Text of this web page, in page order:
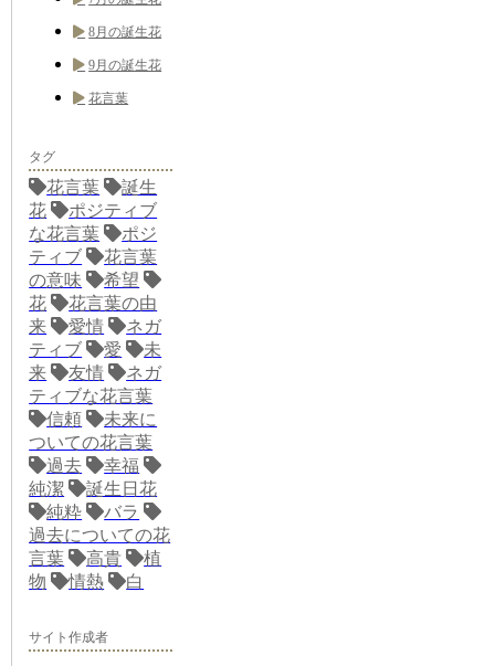
8月の誕生花
9月の誕生花
花言葉
タグ
花言葉
誕生
花
ポジティブ
な花言葉
ポジ
ティブ
花言葉
の意味
希望
花
花言葉の由
来
愛情
ネガ
ティブ
愛
未
来
友情
ネガ
ティブな花言葉
信頼
未来に
ついての花言葉
過去
幸福
純潔
誕生日花
純粋
バラ
過去についての花
言葉
高貴
植
物
情熱 白
サイト作成者